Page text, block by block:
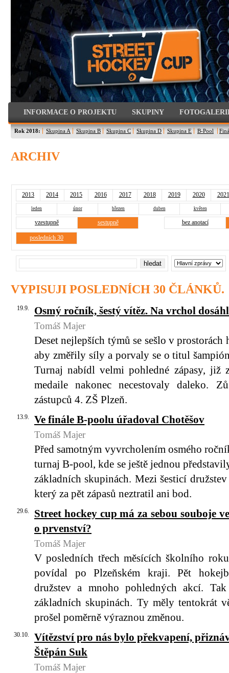
INFORMACE O PROJEKTU SKUPINY
Rok 2018: Skupina A Skupina B Skupina C Skupina D Skupina E B-Pool
ARCHIV
2013 2014 2015 2016 2017 2018 2019 2020 2021
leden únor březen duben květen
vzestupně sestupně bez anotací
posledních 30
VYPISUJI POSLEDNÍCH 30 ČLÁNKŮ.
19.9. Osmý ročník, šestý vítěz. Na vrchol
Tomáš Majer
Deset nejlepších týmů se sešlo v
aby změřily síly a porvaly se o titul
Turnaj nabídl velmi pohledné zápasy, již
medaile nakonec necestovaly daleko.
zástupců 4. ZŠ Plzeň.
13.9. Ve finále B-poolu úřadoval Chotěšov
Tomáš Majer
Před samotným vyvrcholením osmého
turnaj B-pool, kde se ještě jednou
základních skupinách. Mezi šesticí
který za pět zápasů neztratil ani bod.
29.6.
Street hockey cup má za sebou souboje
o prvenství?
Tomáš Majer
V posledních třech měsících školního
povídal po Plzeňském kraji. Pět
družstev a mnoho pohledných akcí.
základních skupinách. Ty měly tentokrát
prošel poměrně výraznou změnou.
30.10.
Vítězství pro nás bylo překvapení,
Štěpán Suk
Tomáš Majer